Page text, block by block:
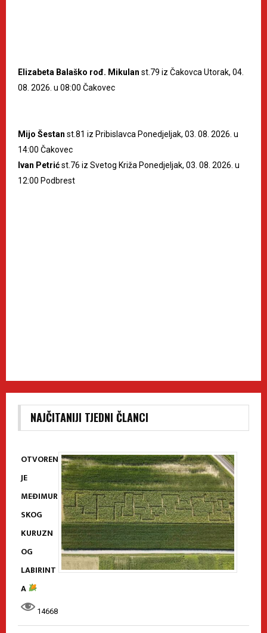
Elizabeta Balaško rođ. Mikulan st.79 iz Čakovca Utorak, 04.
08. 2026. u 08:00 Čakovec
Mijo Šestan st.81 iz Pribislavca Ponedjeljak, 03. 08. 2026. u
14:00 Čakovec
Ivan Petrićst.76 iz Svetog Križa Ponedjeljak, 03. 08. 2026. u
12:00 Podbrest
NAJČITANIJI TJEDNI ČLANCI
OTVOREN
JE
MEĐIMUR
SKOG
KURUZN
OG
LABIRINT
A
14668